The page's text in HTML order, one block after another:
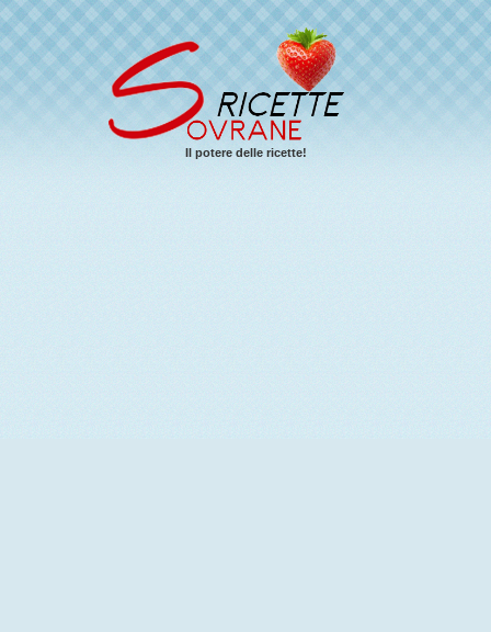
Il potere delle ricette!